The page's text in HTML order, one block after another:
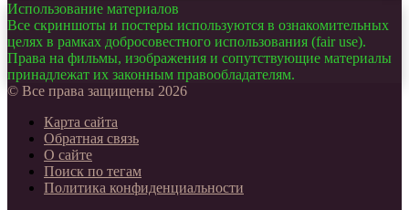
Использование материалов
Все скриншоты и постеры используются в ознакомительных
целях в рамках добросовестного использования (fair use).
Права на фильмы, изображения и сопутствующие материалы
принадлежат их законным правообладателям.
© Все права защищены 2026
Карта сайта
Обратная связь
О сайте
Поиск по тегам
Политика конфиденциальности